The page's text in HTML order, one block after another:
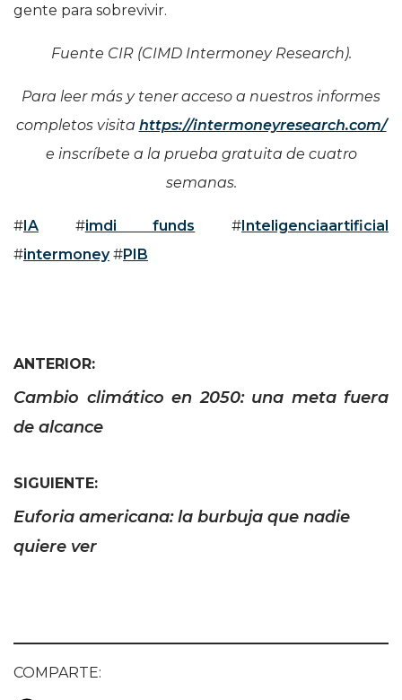
gente para sobrevivir.
Fuente CIR (CIMD Intermoney Research).
Para leer más y tener acceso a nuestros informes
completos visita https://intermoneyresearch.com/
e inscríbete a la prueba gratuita de cuatro
semanas.
#IA #imdi funds #Inteligenciaartificial
#intermoney#PIB
ANTERIOR:
Cambio climático en 2050: una meta fuera
de alcance
SIGUIENTE:
Euforia americana: la burbuja que nadie
quiere ver
COMPARTE: